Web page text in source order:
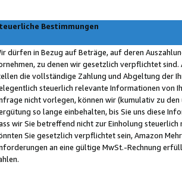
Bestimmungen
dürfen in Bezug auf Beträge, auf deren
zu denen wir gesetzlich verpflichtet
die vollständige Zahlung und Abgeltung der
steuerlich relevante Informationen von
nicht vorlegen, können wir (kumulativ zu
so lange einbehalten, bis Sie uns diese
wir Sie betreffend nicht zur Einholung
Sie gesetzlich verpflichtet sein, Amazon
an eine gültige MwSt.-Rechnung